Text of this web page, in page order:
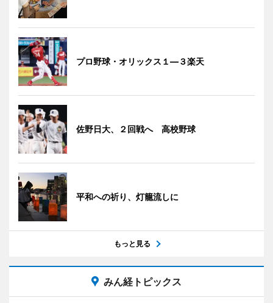
プロ野球・オリックス１―３楽天
佐野日大、２回戦へ 高校野球
平和への祈り、灯籠流しに
もっと見る
みん経トピックス